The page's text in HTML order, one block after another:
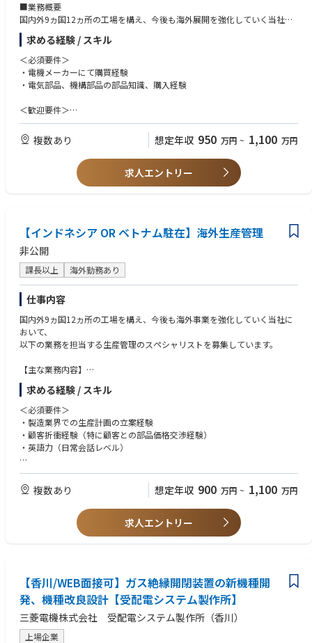
■業務概要
国内外9ヵ国12ヵ所の工場を構え、今後も海外展開を強化していく当社に
おいて、海外工場（タイ）にて資材／購買責任者としてご活躍いただきま
す。
■主な業務内容
・部品調達フォロー、確認
・開発購買（ve品）
・ローカルメンバー社員の採用・育成／マネジメント
■OJTトレーニング
ご入社後は、国内工場（高松工場・グローバルEMSセンター）でのOJTト
レーニングを予定しております。
■海外購買の特徴
購買方針として、現地での調達がメインでお客様にとって最良の品質、コ
スト、納期（QCD）を兼ね備えた部品を提案することを重視しておりま
す。
また、上記に加えて、香港／マレーシア／日本の国際購買部門との連携に
より、最適な部品調達及び提案を実施しております。
■キャリアパス
他の海外工場の購買担当、本ポジション領域のスペシャリスト、購買部の
求める経験 / スキル
＜必須要件＞
・電機メーカーにて購買経験
・電気部品、機構部品の部品知識、購入経験
＜歓迎要件＞
・海外への長期出張/海外赴任のご経験
・英語の日常会話レベル ※業務で使う言語は、日本語と英語です。
・VE(Value Engineering),VA(Value Analysis)の経験
・品質に関するスキル、部品メーカーに関するスキル
・商品化（製品立ち上げ）において、各イベント毎に購買、技術、QAなど
＜求める人物像＞
・社内外のネットワークを積極的に広げていこうという気持ちを持ってい
る方
・赴任先のルールや文化を理解して適応、順応していく力を持っている方
複数あり 想定年収 950 万円 ~ 1,100 万円
求人エントリー
【インドネシア OR ベトナム駐在】海外生産管理
非公開
課長以上 海外勤務あり
仕事内容
国内外9ヵ国12ヵ所の工場を構え、今後も海外事業を強化していく当社に
おいて、
以下の業務を担当する生産管理のスペシャリストを募集しています。
【主な業務内容】
・生産管理業務全般（生産計画の立案から出荷管理までの実行管理、物流
管理・改善など）
・現地ローカルスタッフの指導・育成・マネジメント
（部品の調達スケジュールの策定、製造工程管理、品質管理、納期管理な
ど、現地での業務に対する管理と指導）
・顧客折衝（納期管理・生産調整・価格交渉・コスト関連の折衝）
ご入社後は、国内工場(高松工場もしくは松山工場)での座学及びOJTトレ
ーニングを予定しております。
研修期間は1ヶ月～3カ月程度です。ご本人のスキル・ご経験・習熟度によ
り研修期間は異なります。
求める経験 / スキル
＜必須要件＞
・製造業界での生産計画の立案経験
・顧客折衝経験（特に顧客との部品価格交渉経験）
・英語力（日常会話レベル）
＜歓迎要件＞
・海外勤務(長期出張もしくは駐在)のご経験
複数あり 想定年収 900 万円 ~ 1,100 万円
求人エントリー
【香川/WEB面接可】ガス絶縁開閉装置の新機種開
発、機種改良設計【受配電システム製作所】
三菱電機株式会社 受配電システム製作所（香川）
上場企業